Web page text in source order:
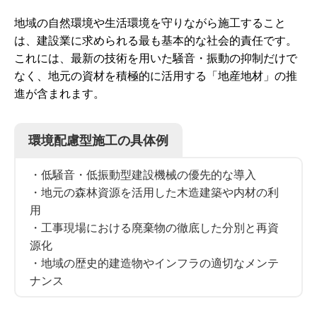
地域の自然環境や生活環境を守りながら施工すること
は、建設業に求められる最も基本的な社会的責任です。
これには、最新の技術を用いた騒音・振動の抑制だけで
なく、地元の資材を積極的に活用する「地産地材」の推
進が含まれます。
環境配慮型施工の具体例
・低騒音・低振動型建設機械の優先的な導入
・地元の森林資源を活用した木造建築や内材の利
用
・工事現場における廃棄物の徹底した分別と再資
源化
・地域の歴史的建造物やインフラの適切なメンテ
ナンス